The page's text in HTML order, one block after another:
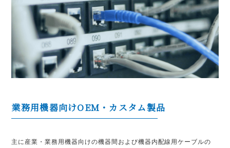
業務用機器向けOEM・カスタム製品
主に産業・業務用機器向けの機器間および機器内配線用ケーブルの